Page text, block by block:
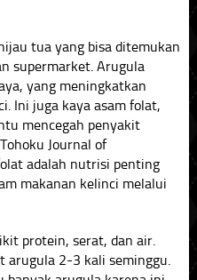
tua yang bisa ditemukan
supermarket. Arugula
yang meningkatkan
Ini juga kaya asam folat,
mencegah penyakit
Journal of
adalah nutrisi penting
makanan kelinci melalui
protein, serat, dan air.
arugula 2-3 kali seminggu.